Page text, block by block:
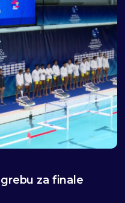
za finale